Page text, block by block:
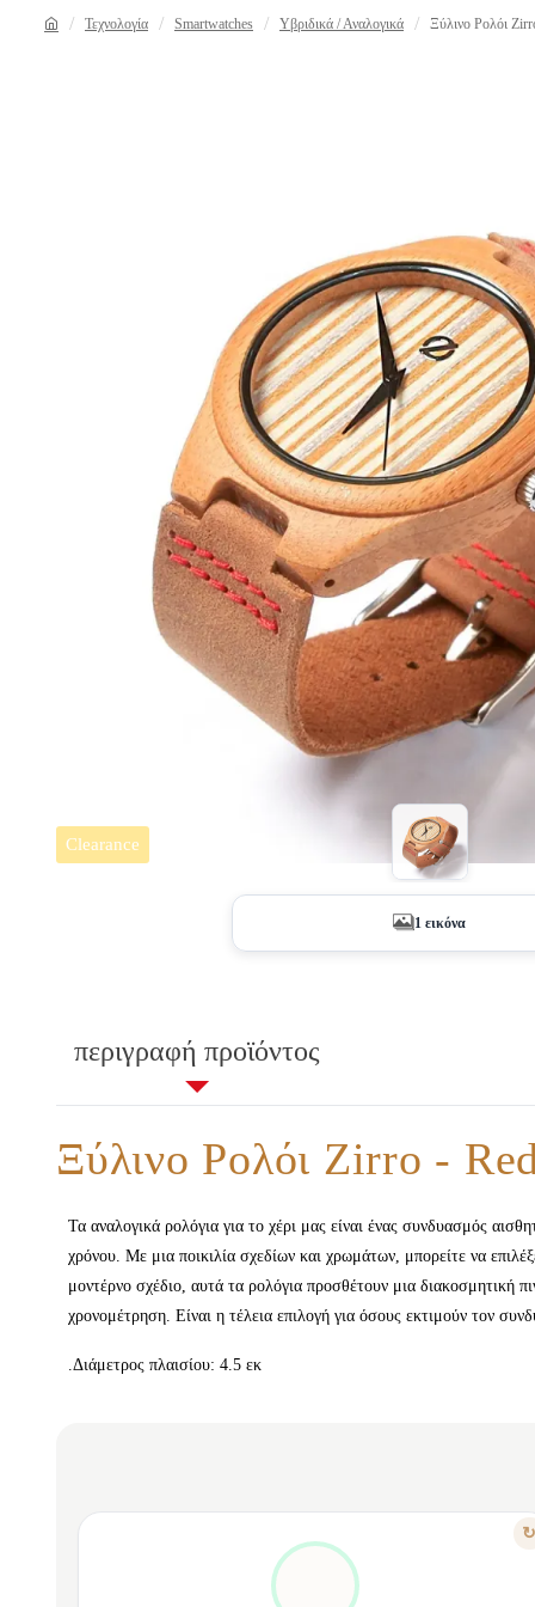
Τεχνολογία Smartwatches Υβριδικά / Αναλογικά Ξύλινο Ρολόι
Clearance
1 εικόνα
περιγραφή προϊόντος
Ξύλινο Ρολόι Zirro -
Τα αναλογικά ρολόγια για το χέρι μας είναι ένας συνδυασμός
χρόνου. Με μια ποικιλία σχεδίων και χρωμάτων, μπορείτε να
μοντέρνο σχέδιο, αυτά τα ρολόγια προσθέτουν μια διακοσμητική
χρονομέτρηση. Είναι η τέλεια επιλογή για όσους εκτιμούν τον
.Διάμετρος πλαισίου: 4.5 εκ
↻
ΕΚΦΡΆΣΤΕ ΤΗΝ ΜΟΝΑΔΙΚΌΤΗΤΆ ΣΑΣ
Ευρεία ποικιλία σχεδίων και χρωμάτων.